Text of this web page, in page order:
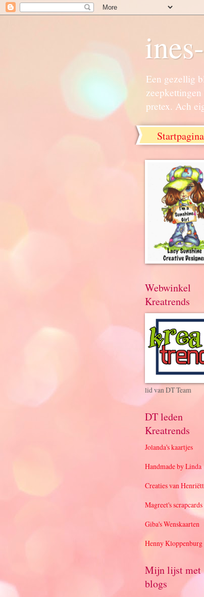
Een gezellig
pretex. Ach
Startpagina
Webwinkel
Kreatrends
lid van DT Team
DT leden
Kreatrends
Jolanda's kaartjes
Handmade by Linda
Creaties van
Magreet's scrapcards
Giba's Wenskaarten
Henny Kloppenburg
Mijn lijst met
blogs